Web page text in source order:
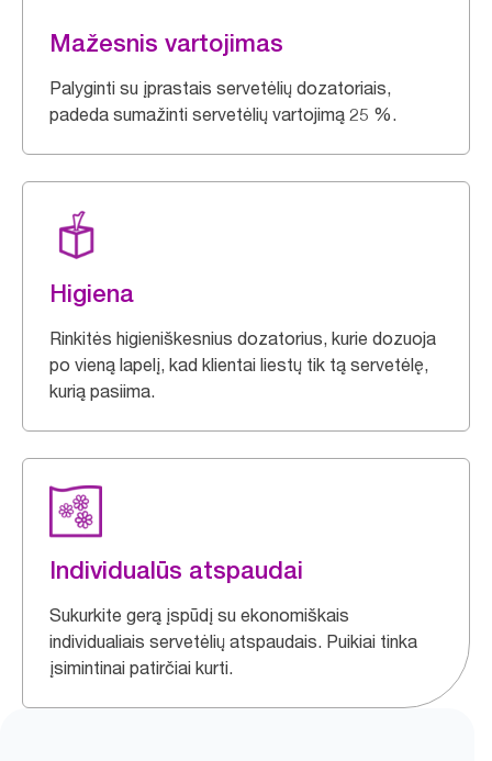
Mažesnis vartojimas
Palyginti su įprastais servetėlių dozatoriais,
padeda sumažinti servetėlių vartojimą 25 %.
Higiena
Rinkitės higieniškesnius dozatorius, kurie dozuoja
po vieną lapelį, kad klientai liestų tik tą servetėlę,
kurią pasiima.
Individualūs atspaudai
Sukurkite gerą įspūdį su ekonomiškais
individualiais servetėlių atspaudais. Puikiai tinka
įsimintinai patirčiai kurti.